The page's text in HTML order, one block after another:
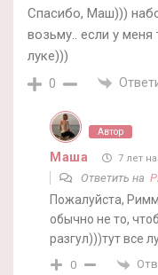
Спасибо, Маш)))
возьму.. если у меня
луке)))
0
Автор
Маша 7 лет
Ответить на
Пожалуйста,
обычно не то,
разгул)))тут все
0